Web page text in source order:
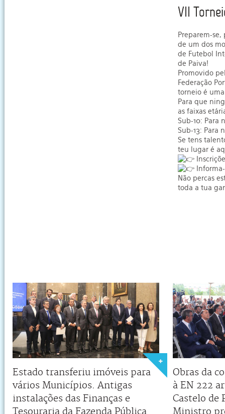
VII
Preparem-
de um dos
de Futebol
de Paiva!
Promovido
Federação
torneio é
Para que
as faixas
Sub-10: Para
Sub-13: Para
Se tens
teu lugar é
Não percas
toda a tua
Estado transferiu imóveis para
vários Municípios. Antigas
instalações das Finanças e
Tesouraria da Fazenda Pública
Obras da
à EN 222
Castelo de
Ministro